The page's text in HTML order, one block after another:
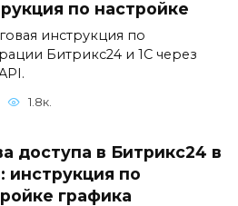
по настройке
инструкция по
Битрикс24 и 1С через
1.8к.
доступа в Битрикс24 в
инструкция по
графика